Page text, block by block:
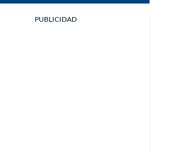
PUBLICIDAD